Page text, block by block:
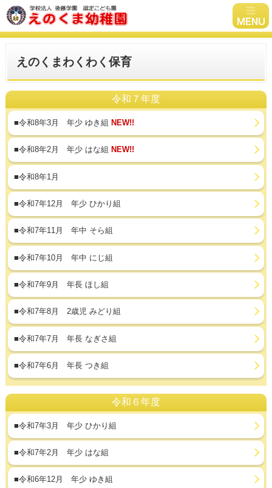
えのくまわくわく保育
令和７年度
■令和8年3月 年少 ゆき組 NEW!!
■令和8年2月 年少 はな組 NEW!!
■令和8年1月
■令和7年12月 年少 ひかり組
■令和7年11月 年中 そら組
■令和7年10月 年中 にじ組
■令和7年9月 年長 ほし組
■令和7年8月 2歳児 みどり組
■令和7年7月 年長 なぎさ組
■令和7年6月 年長 つき組
令和６年度
■令和7年3月 年少 ひかり組
■令和7年2月 年少 はな組
■令和6年12月 年少 ゆき組